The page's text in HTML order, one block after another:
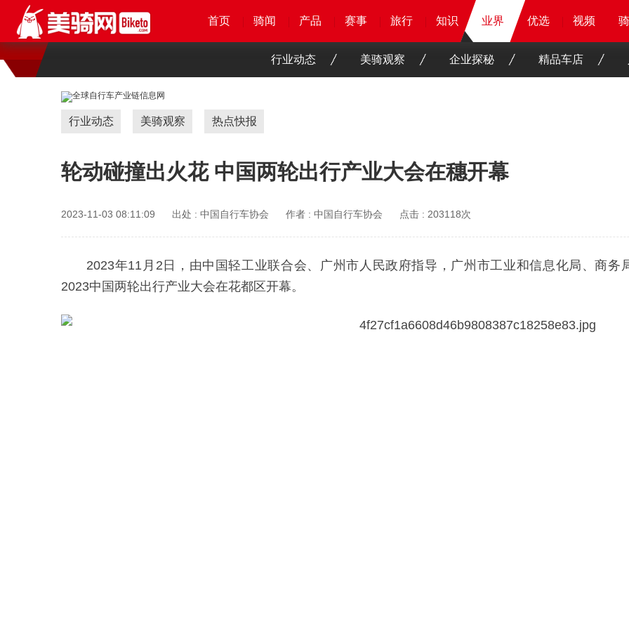
首页 骑闻 产品 赛事 旅行 优选 骑客
首页 骑闻 产品 赛事 旅行 知识 业界 优选 骑客
首页 骑闻 产品 赛事 旅行 知识 业界 优选 视频
首页 骑闻 产品 赛事 旅行 知识 业界 优选 视频
行业动态 美骑观察 企业探秘 精品车店
行业动态 美骑观察 热点快报
轮动碰撞出火花 中国两轮出行产业大会在穗开幕
2023-11-03 08:11:09 出处 : 中国自行车协会 作者 : 中国自行车协会 点击 : 203118次
2023年11月2日，由中国轻工业联合会、广州市人民政府指导，广州市工业和信息化局、商
2023中国两轮出行产业大会在花都区开幕。